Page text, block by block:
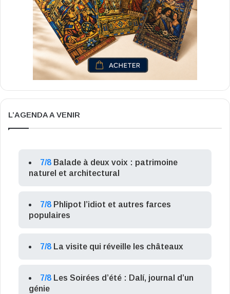
L’AGENDA A VENIR
7/8 Balade à deux voix : patrimoine
naturel et architectural
7/8 Phlipot l’idiot et autres farces
populaires
7/8 La visite qui réveille les châteaux
7/8 Les Soirées d’été : Dalí, journal d’un
génie